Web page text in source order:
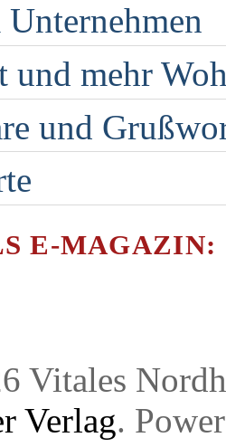
und mehr
und
E-MAGAZIN:
Vitales
Verlag.